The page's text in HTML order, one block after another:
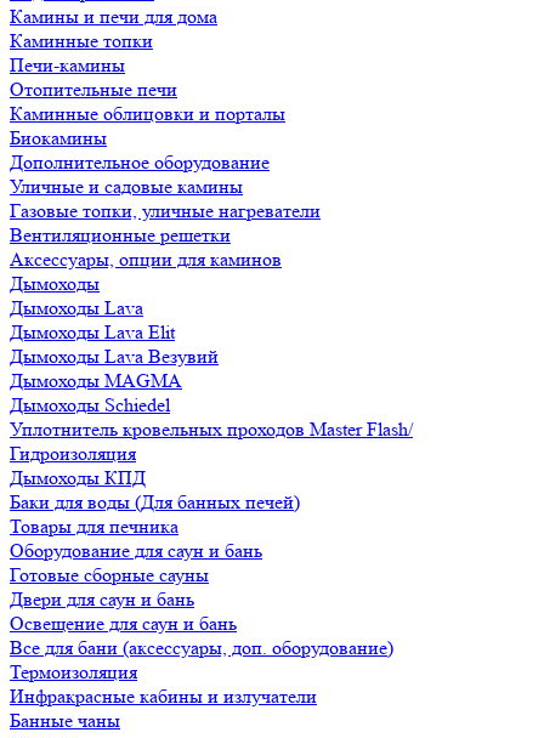
Камины и печи для дома
Каминные топки
Печи-камины
Отопительные печи
Каминные облицовки и порталы
Биокамины
Дополнительное оборудование
Уличные и садовые камины
Газовые топки, уличные нагреватели
Вентиляционные решетки
Аксессуары, опции для каминов
Дымоходы
Дымоходы Lava
Дымоходы Lava Elit
Дымоходы Lava Везувий
Дымоходы MAGMA
Дымоходы Schiedel
Уплотнитель кровельных проходов Master Flash/
Гидроизоляция
Дымоходы КПД
Баки для воды (Для банных печей)
Товары для печника
Оборудование для саун и бань
Готовые сборные сауны
Двери для саун и бань
Освещение для саун и бань
Все для бани (аксессуары, доп. оборудование)
Термоизоляция
Инфракрасные кабины и излучатели
Банные чаны